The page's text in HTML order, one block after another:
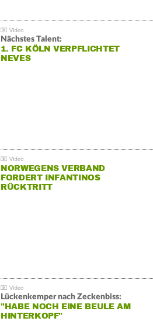
Nächstes Talent:
1. FC KÖLN VERPFLICHTET
NEVES
NORWEGENS VERBAND
FORDERT INFANTINOS
RÜCKTRITT
Lückenkemper nach Zeckenbiss:
"HABE NOCH EINE BEULE AM
HINTERKOPF"